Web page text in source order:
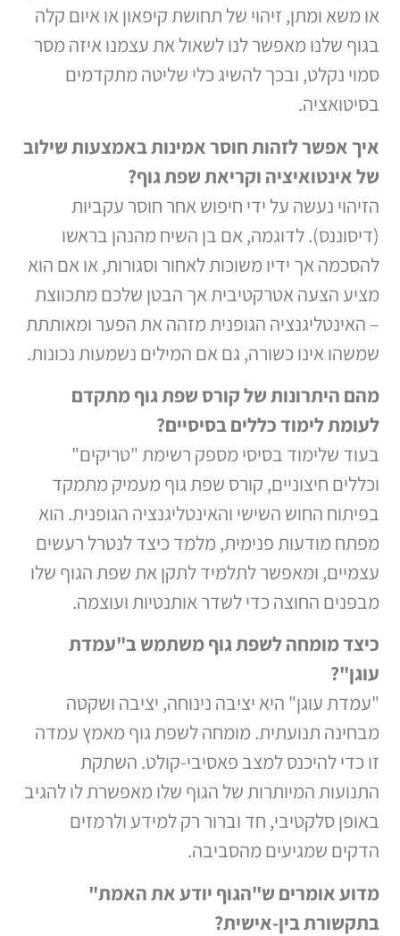
או משא ומתן, זיהוי של תחושת קיפאון או איום קלה
בגוף שלנו מאפשר לנו לשאול את עצמנו איזה מסר
סמוי נקלט, ובכך להשיג כלי שליטה מתקדמים
בסיטואציה.
איך אפשר לזהות חוסר אמינות באמצעות שילוב
של אינטואיציה וקריאת שפת גוף?
הזיהוי נעשה על ידי חיפוש אחר חוסר עקביות
(דיסוננס). לדוגמה, אם בן השיח מהנהן בראשו
להסכמה אך ידיו משוכות לאחור וסגורות, או אם הוא
מציע הצעה אטרקטיבית אך הבטן שלכם מתכווצת
– האינטליגנציה הגופנית מזהה את הפער ומאותתת
שמשהו אינו כשורה, גם אם המילים נשמעות נכונות.
מהם היתרונות של קורס שפת גוף מתקדם
לעומת לימוד כללים בסיסיים?
בעוד שלימוד בסיסי מספק רשימת "טריקים"
וכללים חיצוניים, קורס שפת גוף מעמיק מתמקד
בפיתוח החוש השישי והאינטליגנציה הגופנית. הוא
מפתח מודעות פנימית, מלמד כיצד לנטרל רעשים
עצמיים, ומאפשר לתלמיד לתקן את שפת הגוף שלו
מבפנים החוצה כדי לשדר אותנטיות ועוצמה.
כיצד מומחה לשפת גוף משתמש ב"עמדת
עוגן"?
"עמדת עוגן" היא יציבה נינוחה, יציבה ושקטה
מבחינה תנועתית. מומחה לשפת גוף מאמץ עמדה
זו כדי להיכנס למצב פאסיבי-קולט. השתקת
התנועות המיותרות של הגוף שלו מאפשרת לו להגיב
באופן סלקטיבי, חד וברור רק למידע ולרמזים
הדקים שמגיעים מהסביבה.
מדוע אומרים ש"הגוף יודע את האמת"
בתקשורת בין-אישית?